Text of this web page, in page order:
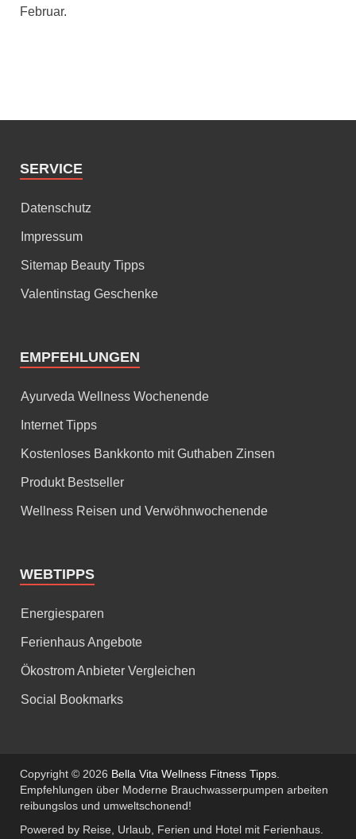
Februar.
SERVICE
Datenschutz
Impressum
Sitemap Beauty Tipps
Valentinstag Geschenke
EMPFEHLUNGEN
Ayurveda Wellness Wochenende
Internet Tipps
Kostenloses Bankkonto mit Guthaben Zinsen
Produkt Bestseller
Wellness Reisen und Verwöhnwochenende
WEBTIPPS
Energiesparen
Ferienhaus Angebote
Ökostrom Anbieter Vergleichen
Social Bookmarks
Copyright © 2026 Bella Vita Wellness Fitness Tipps
Empfehlungen über Moderne Brauchwasserpumpen arbeiten
reibungslos und umweltschonend!
Powered by Reise, Urlaub, Ferien und Hotel mit Ferienhaus.